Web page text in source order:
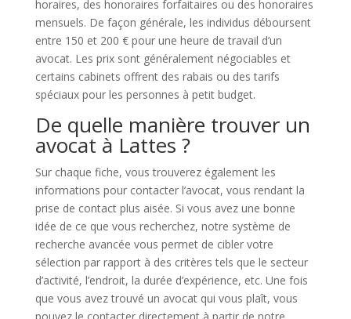
horaires, des honoraires forfaitaires ou des honoraires
mensuels. De façon générale, les individus déboursent
entre 150 et 200 € pour une heure de travail d’un
avocat. Les prix sont généralement négociables et
certains cabinets offrent des rabais ou des tarifs
spéciaux pour les personnes à petit budget.
De quelle manière trouver un
avocat à Lattes ?
Sur chaque fiche, vous trouverez également les
informations pour contacter l’avocat, vous rendant la
prise de contact plus aisée. Si vous avez une bonne
idée de ce que vous recherchez, notre système de
recherche avancée vous permet de cibler votre
sélection par rapport à des critères tels que le secteur
d’activité, l’endroit, la durée d’expérience, etc. Une fois
que vous avez trouvé un avocat qui vous plaît, vous